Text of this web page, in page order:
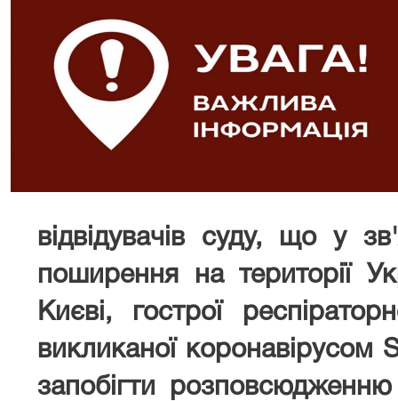
відвідувачів суду, що у
поширення на території
Києві, гострої
викликаної коронавірусом
запобігти